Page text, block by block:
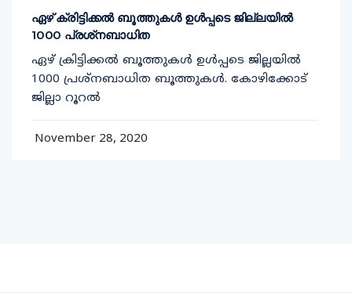
ഏഴ് ക്രിട്ടിക്കല്‍ ബൂത്തുകള്‍ ഉള്‍പ്പടെ ജില്ലയില്‍
1000 പ്രശ്‌നബാധിത
ഏഴ് ക്രിട്ടിക്കല്‍ ബൂത്തുകള്‍ ഉള്‍പ്പടെ ജില്ലയില്‍
1000 പ്രശ്‌നബാധിത ബൂത്തുകള്‍. കോഴിക്കോട്
ജില്ലാ റൂറല്‍
November 28, 2020